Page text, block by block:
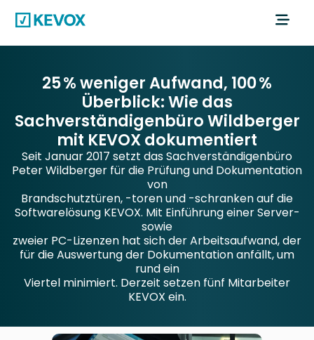
25 % weniger Aufwand, 100 %
Überblick: Wie das
Sachverständigenbüro Wildberger
mit KEVOX dokumentiert
Seit Januar 2017 setzt das Sachverständigenbüro
Peter Wildberger für die Prüfung und Dokumentation
von
Brandschutztüren, -toren und -schranken auf die
Softwarelösung KEVOX. Mit Einführung einer Server-
sowie
zweier PC-Lizenzen hat sich der Arbeitsaufwand, der
für die Auswertung der Dokumentation anfällt, um
rund ein
Viertel minimiert. Derzeit setzen fünf Mitarbeiter
KEVOX ein.